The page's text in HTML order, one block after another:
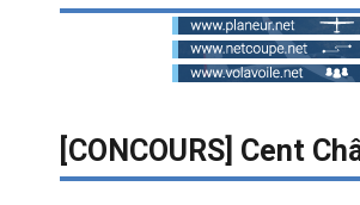
[CONCOURS] Cent